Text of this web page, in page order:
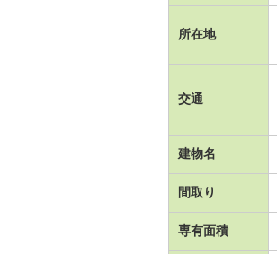
所在地
交通
建物名
間取り
専有面積